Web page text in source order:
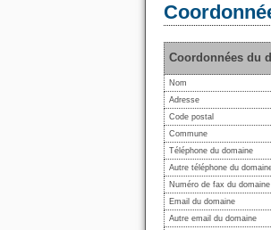
Coordonnées du
Nom
Adresse
Code postal
Commune
Téléphone du domaine
Autre téléphone du
Numéro de fax du domaine
Email du domaine
Autre email du domaine